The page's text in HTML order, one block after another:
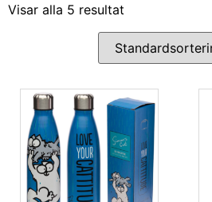
Visar alla 5 resultat